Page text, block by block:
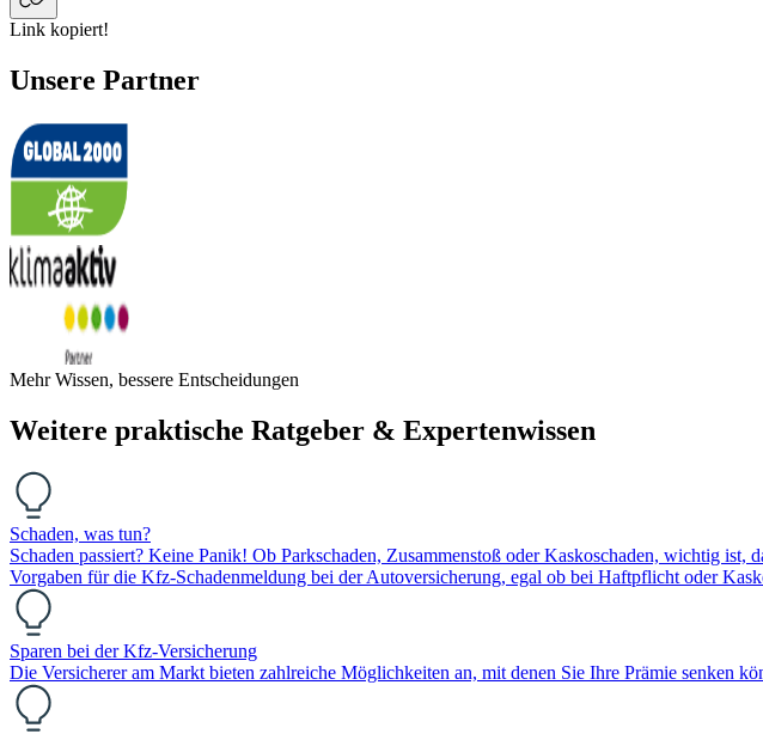
Link kopiert!
Unsere Partner
Mehr Wissen, bessere Entscheidungen
Weitere praktische Ratgeber & Expertenwissen
Schaden, was tun?
Schaden passiert? Keine Panik! Ob Parkschaden, Zusammenstoß oder Kaskoschaden, wichtig
Vorgaben für die Kfz-Schadenmeldung bei der Autoversicherung, egal ob bei Haftpflicht oder
Sparen bei der Kfz-Versicherung
Die Versicherer am Markt bieten zahlreiche Möglichkeiten an, mit denen Sie Ihre Prämie senken